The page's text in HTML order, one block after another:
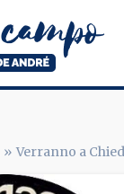
Verranno a